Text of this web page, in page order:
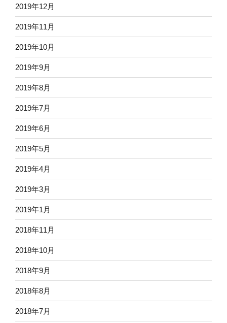
2019年12月
2019年11月
2019年10月
2019年9月
2019年8月
2019年7月
2019年6月
2019年5月
2019年4月
2019年3月
2019年1月
2018年11月
2018年10月
2018年9月
2018年8月
2018年7月